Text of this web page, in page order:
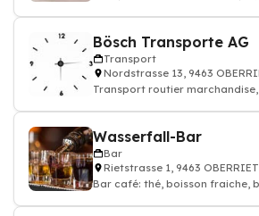
Bösch Transporte AG
Transport
Nordstrasse 13, 9463
Transport routier
Wasserfall-Bar
Bar
Rietstrasse 1, 9463
Bar café: thé, boisson fraiche,